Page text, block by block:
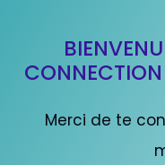
Merci de te